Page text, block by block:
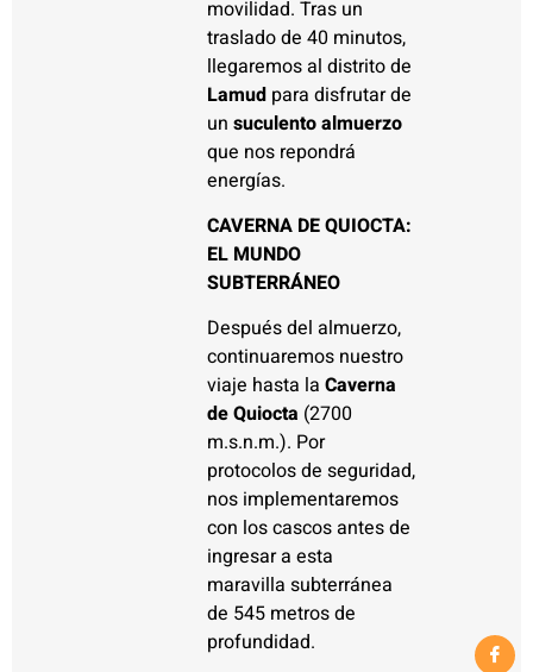
movilidad. Tras un
traslado de 40 minutos,
llegaremos al distrito de
Lamudpara disfrutar de
un suculento almuerzo
que nos repondrá
energías.
CAVERNA DE QUIOCTA:
EL MUNDO
SUBTERRÁNEO
Después del almuerzo,
continuaremos nuestro
viaje hasta la Caverna
de Quiocta (2700
m.s.n.m.). Por
protocolos de seguridad,
nos implementaremos
con los cascos antes de
ingresar a esta
maravilla subterránea
de 545 metros de
profundidad.